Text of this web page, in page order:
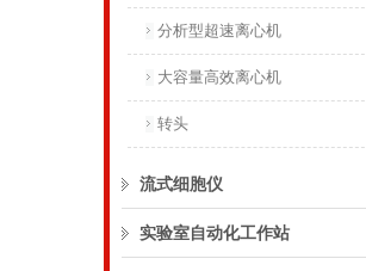
分析型超速离心机
大容量高效离心机
转头
流式细胞仪
实验室自动化工作站